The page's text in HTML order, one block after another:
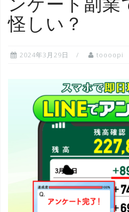
ンケート副業
怪しい？
2024年3月29日 toooopi